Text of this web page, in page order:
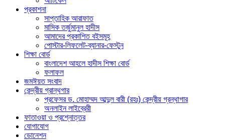
প্রকাশনা
সাপ্তাহিক আরাফাত
মাসিক তর্জুমানুল হাদীস
আমাদের প্রকাশিত বইসমূহ
পোস্টার-লিফলেট-ব্যানার-ফেস্টুন
শিক্ষা বোর্ড
বাংলাদেশ আহলে হাদীস শিক্ষা বোর্ড
ফলাফল
জমঈয়ত সংবাদ
কেন্দ্রীয় গ্রান্থগার
প্রফেসর ড. মোহাম্মদ আব্দুল বারী (রহঃ) কেন্দ্রীয় গ্রন্থাগার
অনলাইন লাইব্রেরী
ফাতাওয়া ও প্রশ্নোত্তর
যোগাযোগ
ডোনেশন